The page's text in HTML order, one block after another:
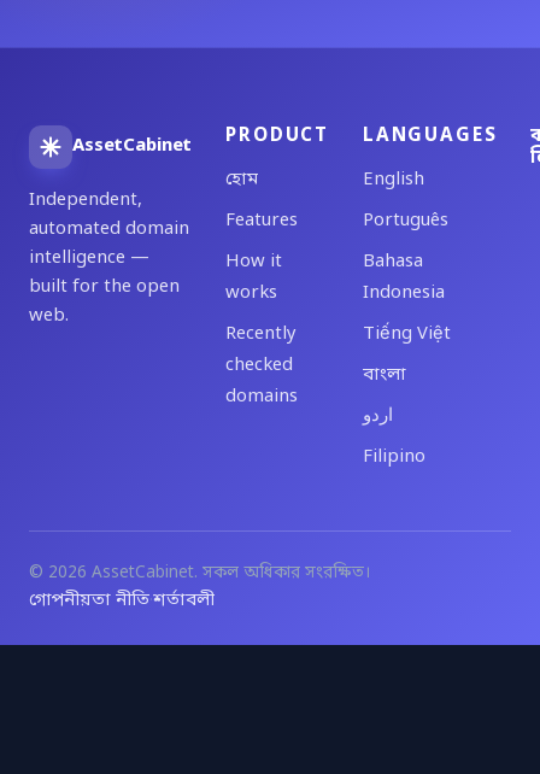
AssetCabinet
Independent,
automated domain
intelligence —
built for the open
web.
PRODUCT
হোম
Features
How it
works
Recently
checked
domains
LANGUAGES
English
Português
Bahasa
Indonesia
Tiếng Việt
বাংলা
اردو
Filipino
© 2026 AssetCabinet. সকল অধিকার সংরক্ষিত।
গোপনীয়তা নীতি·শর্তাবলী